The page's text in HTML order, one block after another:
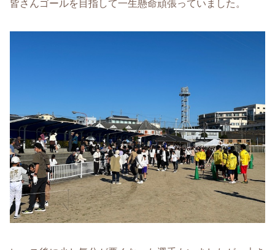
皆さんゴールを目指して一生懸命頑張っていました。